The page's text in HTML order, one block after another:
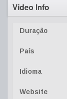
Video Info
Duração
País
Idioma
Website